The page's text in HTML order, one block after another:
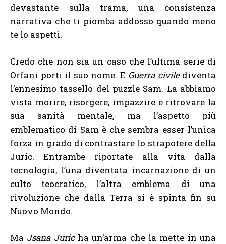
devastante sulla trama, una consistenza
narrativa che ti piomba addosso quando meno
te lo aspetti.
Credo che non sia un caso che l’ultima serie di
Orfani porti il suo nome. E Guerra civilediventa
l’ennesimo tassello del puzzle Sam. La abbiamo
vista morire, risorgere, impazzire e ritrovare la
sua sanità mentale, ma l’aspetto più
emblematico di Sam è che sembra esser l’unica
forza in grado di contrastare lo strapotere della
Juric. Entrambe riportate alla vita dalla
tecnologia, l’una diventata incarnazione di un
culto teocratico, l’altra emblema di una
rivoluzione che dalla Terra si è spinta fin su
Nuovo Mondo.
Ma Jsana Juricha un’arma che la mette in una